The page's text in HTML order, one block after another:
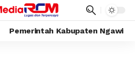
Pemerintah Kabupaten Ngawi